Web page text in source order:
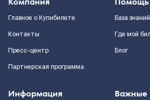
Главное о Купибилете
Контакты
Пресс-центр
Партнерская программа
База знаний
Где мой
Блог
Информация Важные